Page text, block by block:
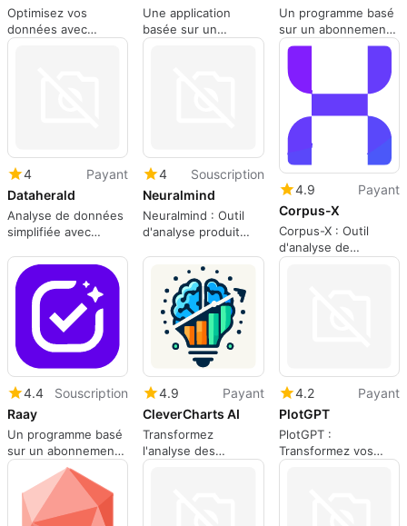
Optimisez vos
données avec
BlazorData
Une application
basée sur un
abonnement pour
Un programme basé
sur un abonnement
pour les applications
4
Payant
Dataherald
Analyse de données
simplifiée avec
4
Souscription
Neuralmind
Neuralmind : Outil
d'analyse produit
4.9
Payant
Corpus-X
Corpus-X : Outil
d'analyse de
données avancé
4.4
Souscription
Raay
Un programme basé
sur un abonnement
pour des
applications Web.
4.9
Payant
CleverCharts AI
Transformez
l'analyse des
données avec
4.2
Payant
PlotGPT
PlotGPT :
Transformez vos
questions en